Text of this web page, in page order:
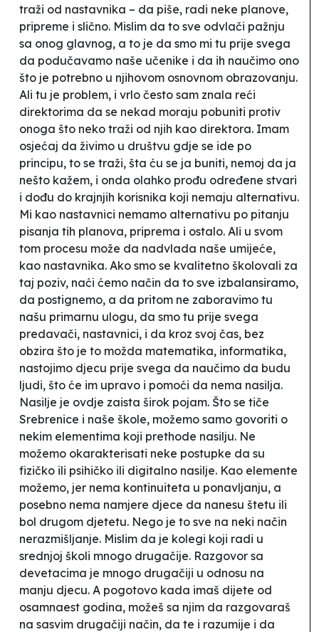
traži od nastavnika – da piše, radi neke planove,
pripreme i slično. Mislim da to sve odvlači pažnju
sa onog glavnog, a to je da smo mi tu prije svega
da podučavamo naše učenike i da ih naučimo ono
što je potrebno u njihovom osnovnom obrazovanju.
Ali tu je problem, i vrlo često sam znala reći
direktorima da se nekad moraju pobuniti protiv
onoga što neko traži od njih kao direktora. Imam
osjećaj da živimo u društvu gdje se ide po
principu, to se traži, šta ću se ja buniti, nemoj da ja
nešto kažem, i onda olahko prođu određene stvari
i dođu do krajnjih korisnika koji nemaju alternativu.
Mi kao nastavnici nemamo alternativu po pitanju
pisanja tih planova, priprema i ostalo. Ali u svom
tom procesu može da nadvlada naše umijeće,
kao nastavnika. Ako smo se kvalitetno školovali za
taj poziv, naći ćemo način da to sve izbalansiramo,
da postignemo, a da pritom ne zaboravimo tu
našu primarnu ulogu, da smo tu prije svega
predavači, nastavnici, i da kroz svoj čas, bez
obzira što je to možda matematika, informatika,
nastojimo djecu prije svega da naučimo da budu
ljudi, što će im upravo i pomoći da nema nasilja.
Nasilje je ovdje zaista širok pojam. Što se tiče
Srebrenice i naše škole, možemo samo govoriti o
nekim elementima koji prethode nasilju. Ne
možemo okarakterisati neke postupke da su
fizičko ili psihičko ili digitalno nasilje. Kao elemente
možemo, jer nema kontinuiteta u ponavljanju, a
posebno nema namjere djece da nanesu štetu ili
bol drugom djetetu. Nego je to sve na neki način
nerazmišljanje. Mislim da je kolegi koji radi u
srednjoj školi mnogo drugačije. Razgovor sa
devetacima je mnogo drugačiji u odnosu na
manju djecu. A pogotovo kada imaš dijete od
osamnaest godina, možeš sa njim da razgovaraš
na sasvim drugačiji način, da te i razumije i da